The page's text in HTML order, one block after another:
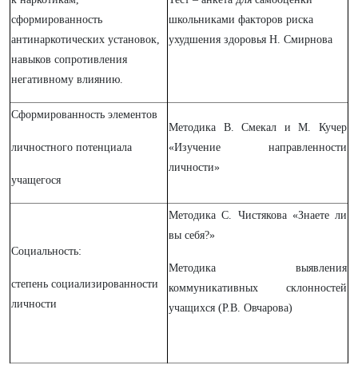
сформированность
антинаркотических установок,
навыков сопротивления
негативному влиянию.
школьниками факторов риска
ухудшения здоровья Н. Смирнова
Сформированность элементов
личностного потенциала
учащегося
Методика В. Смекал и М. Кучер
«Изучение направленности
личности»
Социальность:
степень социализированности
личности
Методика С. Чистякова «Знаете ли
вы себя?»
Методика выявления
коммуникативных склонностей
учащихся (Р.В. Овчарова)